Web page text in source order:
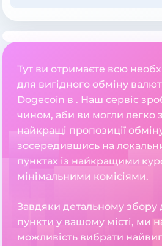
Тут ви отримаєте всю
для вигідного обміну валют
Dogecoin в . Наш сервіс
чином, аби ви могли легко
найкращі пропозиції
зосередившись на
пунктах із найкращими
мінімальними комісіями.
Завдяки детальному збору
пункти у вашому місті, ми
можливість вибрати